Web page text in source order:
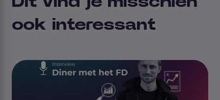
ook interessant